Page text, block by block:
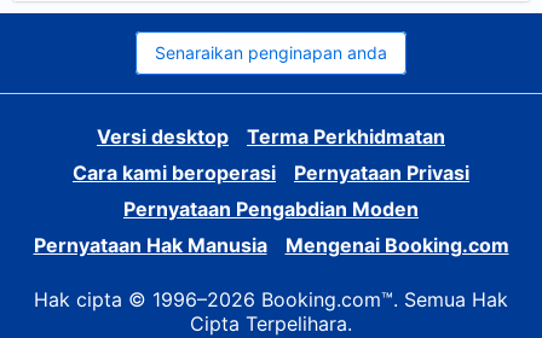
Senaraikan penginapan anda
Versi desktop
Terma Perkhidmatan
Cara kami beroperasi
Pernyataan Privasi
Pernyataan Pengabdian Moden
Pernyataan Hak Manusia
Mengenai Booking.com
Hak cipta © 1996–2026 Booking.com™. Semua Hak
Cipta Terpelihara.